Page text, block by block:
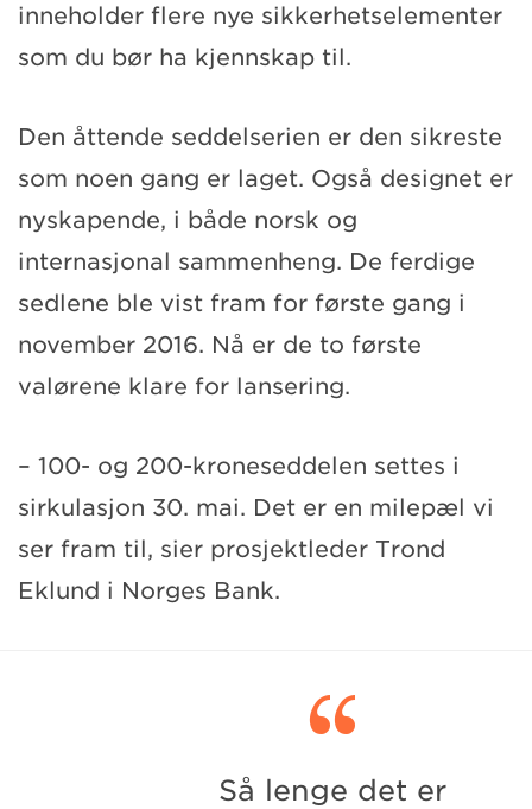
inneholder flere nye sikkerhetselementer
som du bør ha kjennskap til.
Den åttende seddelserien er den sikreste
som noen gang er laget. Også designet er
nyskapende, i både norsk og
internasjonal sammenheng. De ferdige
sedlene ble vist fram for første gang i
november 2016. Nå er de to første
valørene klare for lansering.
– 100- og 200-kroneseddelen settes i
sirkulasjon 30. mai. Det er en milepæl vi
ser fram til, sier prosjektleder Trond
Eklund i Norges Bank.

Så lenge det er